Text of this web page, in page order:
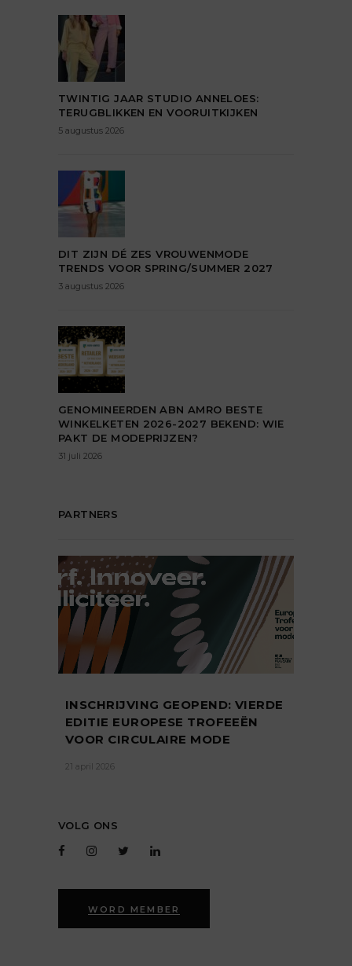
TWINTIG JAAR STUDIO ANNELOES:
TERUGBLIKKEN EN VOORUITKIJKEN
5 augustus 2026
DIT ZIJN DÉ ZES VROUWENMODE
TRENDS VOOR SPRING/SUMMER 2027
3 augustus 2026
GENOMINEERDEN ABN AMRO BESTE
WINKELKETEN 2026-2027 BEKEND: WIE
PAKT DE MODEPRIJZEN?
31 juli 2026
PARTNERS
INSCHRIJVING GEOPEND: VIERDE
EDITIE EUROPESE TROFEEËN
VOOR CIRCULAIRE MODE
21 april 2026
VOLG ONS
WORD MEMBER